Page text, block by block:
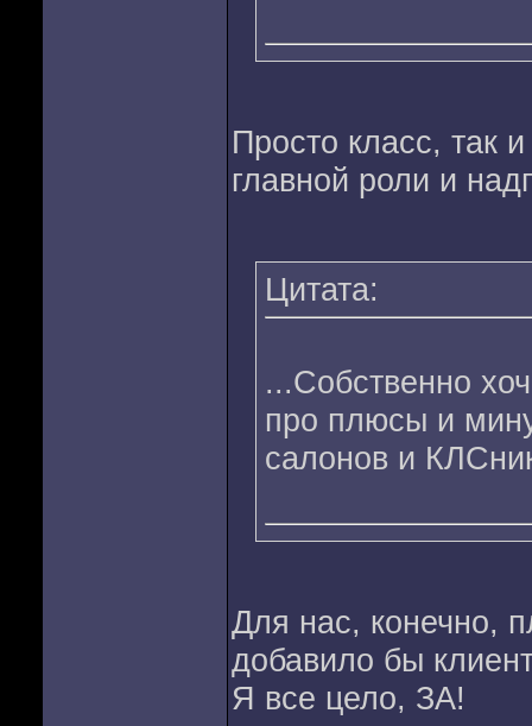
Просто класс, так
главной роли и
Цитата:
...Собственно
про плюсы и
салонов и
Для нас, конечно,
добавило бы
Я все цело, ЗА!